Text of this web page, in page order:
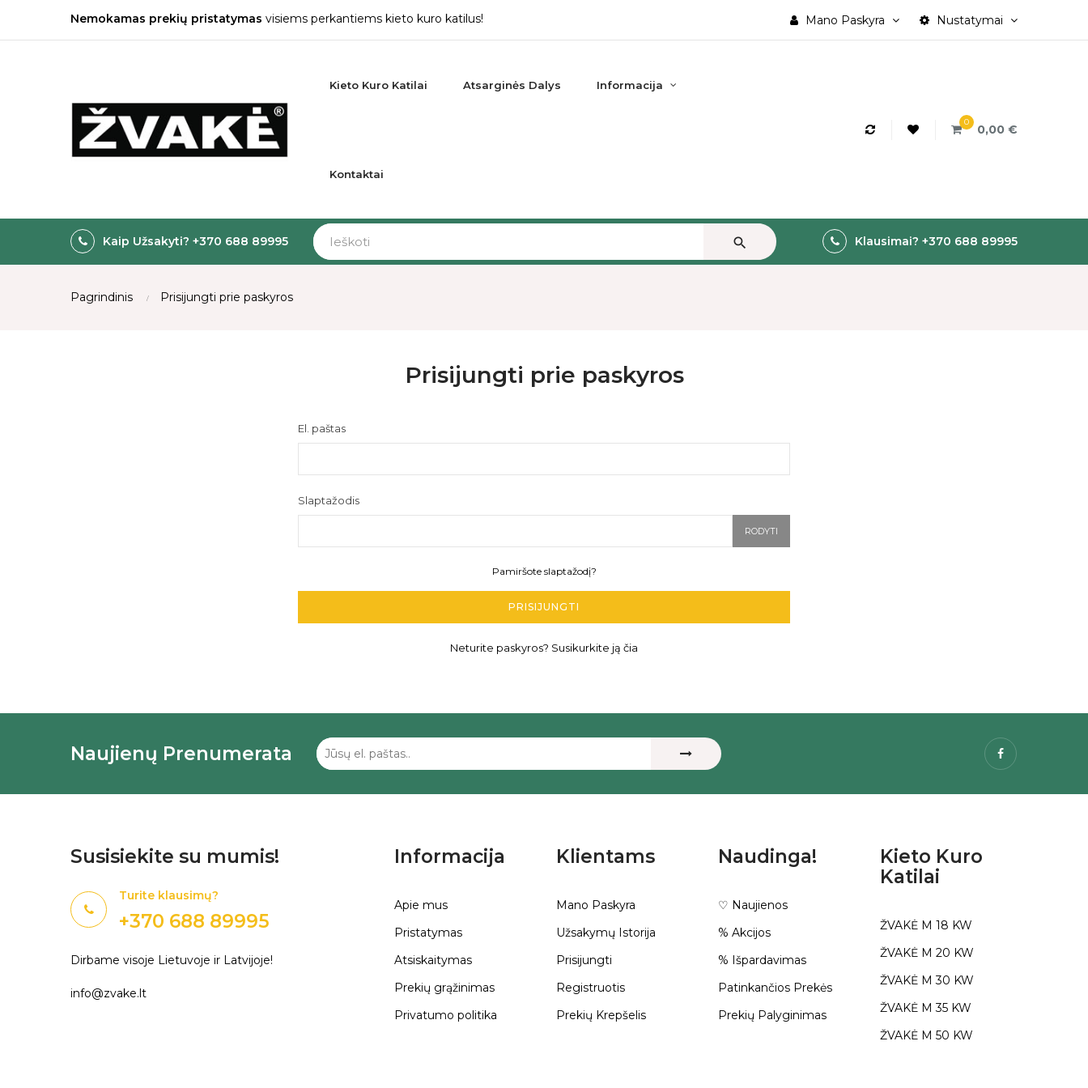
Nemokamas prekių pristatymas visiems perkantiems kieto kuro katilus! Nustatymai
Mano Paskyra
Kieto Kuro Katilai Atsarginės Dalys Informacija
Kontaktai
0 0,00 €
Kaip Užsakyti? +370 688 89995 search Klausimai? +370 688 89995
Pagrindinis Prisijungti prie paskyros
Prisijungti prie paskyros
El. paštas
Slaptažodis
RODYTI
Pamiršote slaptažodį?
PRISIJUNGTI
Neturite paskyros? Susikurkite ją čia
Naujienų Prenumerata Facebook
Susisiekite su mumis!
Turite klausimų?
+370 688 89995
Dirbame visoje Lietuvoje ir Latvijoje!
info@zvake.lt
Informacija
Apie mus
Pristatymas
Atsiskaitymas
Prekių grąžinimas
Privatumo politika
Klientams
Mano Paskyra
Užsakymų Istorija
Prisijungti
Registruotis
Prekių Krepšelis
Naudinga!
♡ Naujienos
% Akcijos
% Išpardavimas
Patinkančios Prekės
Prekių Palyginimas
Kieto Kuro
Katilai
ŽVAKĖ M 18 KW
ŽVAKĖ M 20 KW
ŽVAKĖ M 30 KW
ŽVAKĖ M 35 KW
ŽVAKĖ M 50 KW